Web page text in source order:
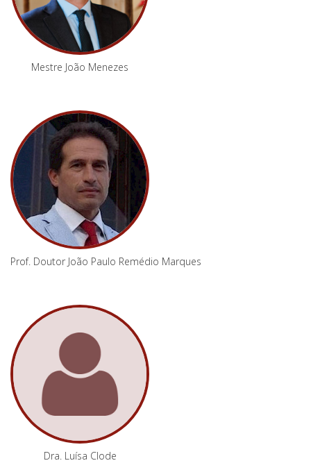
Mestre João Menezes
Prof. Doutor João Paulo Remédio Marques
Dra. Luísa Clode